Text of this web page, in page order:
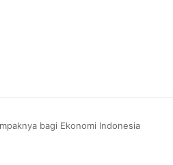
bagi Ekonomi Indonesia